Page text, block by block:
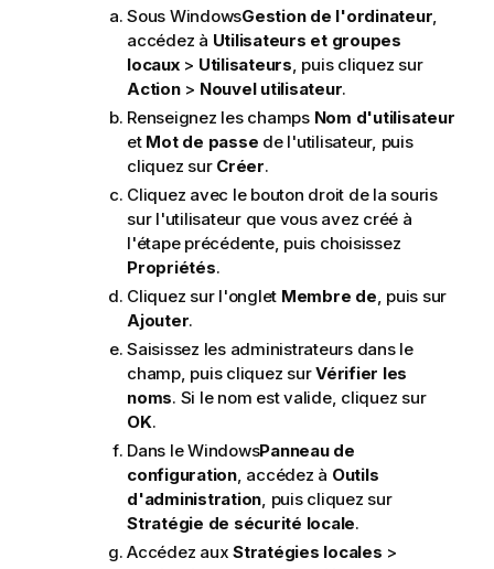
Sous WindowsGestion de l'ordinateur,
accédez à Utilisateurs et groupes
locaux> Utilisateurs, puis cliquez sur
Action> Nouvel utilisateur.
Renseignez les champs Nom d'utilisateur
et Mot de passe de l'utilisateur, puis
cliquez sur Créer.
Cliquez avec le bouton droit de la souris
sur l'utilisateur que vous avez créé à
l'étape précédente, puis choisissez
Propriétés.
Cliquez sur l'onglet Membre de, puis sur
Ajouter.
Saisissez les administrateurs dans le
champ, puis cliquez surVérifier les
noms. Si le nom est valide, cliquez sur
OK.
Dans leWindowsPanneau de
configuration, accédez à Outils
d'administration, puis cliquez sur
Stratégie de sécurité locale.
Accédez aux Stratégies locales >